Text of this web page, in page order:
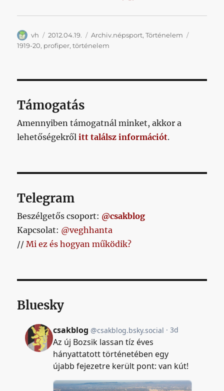
Szerző
vh Közzétéve
2012.04.19. Kategória
Archiv.népsport,Történelem
1919-20, profiper,történelem
Támogatás
Amennyiben támogatnál minket, akkor a
lehetőségekrőlitt találsz információt.
Telegram
Beszélgetős csoport: @csakblog
Kapcsolat: @veghhanta
//Mi ez és hogyan működik?
Bluesky